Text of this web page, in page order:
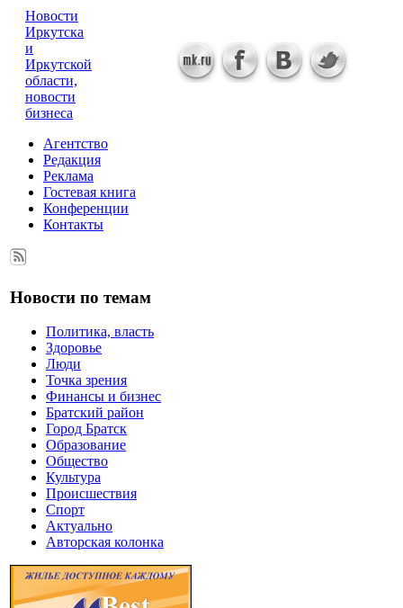
Новости
Иркутска
и
Иркутской
области,
новости
бизнеса
Агентство
Редакция
Реклама
Гостевая книга
Конференции
Контакты
Новости по темам
Политика, власть
Здоровье
Люди
Точка зрения
Финансы и бизнес
Братский район
Город Братск
Образование
Общество
Культура
Происшествия
Спорт
Актуально
Авторская колонка